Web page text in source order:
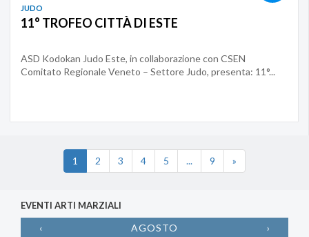
JUDO
11° TROFEO CITTÀ DI ESTE
ASD Kodokan Judo Este, in collaborazione con CSEN
Comitato Regionale Veneto – Settore Judo, presenta: 11°...
1 2 3 4 5 ... 9 »
EVENTI ARTI MARZIALI
‹ AGOSTO
›